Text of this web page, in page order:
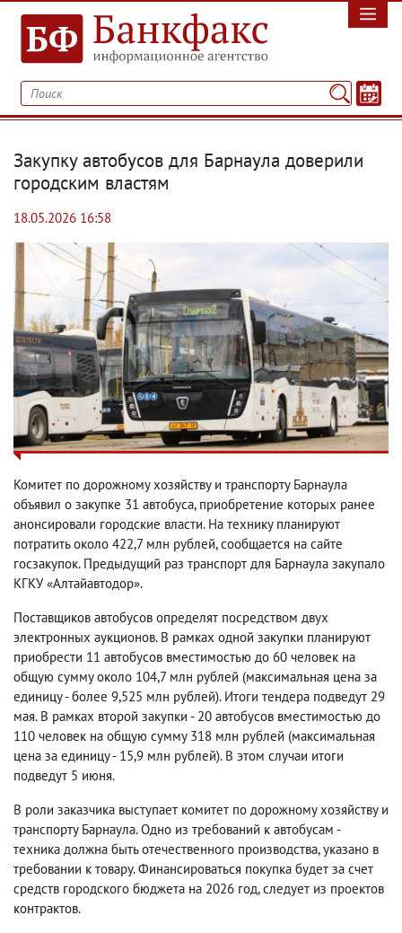
Закупку автобусов для Барнаула доверили
городским властям
18.05.2026 16:58
Комитет по дорожному хозяйству и транспорту Барнаула
объявил о закупке 31 автобуса, приобретение которых ранее
анонсировали городские власти. На технику планируют
потратить около 422,7 млн рублей, сообщается на сайте
госзакупок. Предыдущий раз транспорт для Барнаула закупало
КГКУ «Алтайавтодор».
Поставщиков автобусов определят посредством двух
электронных аукционов. В рамках одной закупки планируют
приобрести 11 автобусов вместимостью до 60 человек на
общую сумму около 104,7 млн рублей (максимальная цена за
единицу - более 9,525 млн рублей). Итоги тендера подведут 29
мая. В рамках второй закупки - 20 автобусов вместимостью до
110 человек на общую сумму 318 млн рублей (максимальная
цена за единицу - 15,9 млн рублей). В этом случаи итоги
подведут 5 июня.
В роли заказчика выступает комитет по дорожному хозяйству и
транспорту Барнаула. Одно из требований к автобусам -
техника должна быть отечественного производства, указано в
требовании к товару. Финансироваться покупка будет за счет
средств городского бюджета на 2026 год, следует из проектов
контрактов.